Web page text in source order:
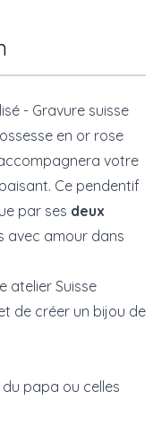
- Gravure suisse
en or rose
votre
Ce pendentif
par ses deux
avec amour dans
atelier Suisse
de créer un bijou de
papa ou celles